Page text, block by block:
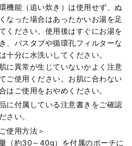
機能（追い炊き）は使用せず、ぬ
なった場合はあったかいお湯を足
ください。使用後はすぐにお湯を
、バスタブや循環孔フィルターな
十分に水洗いしてください。
に異常が生じていないかよく注意
ご使用ください。お肌に合わない
はご使用をおやめください。
に付属している注意書きをご確認
さい。
使用方法＞
（約30～40g）を付属のポーチに